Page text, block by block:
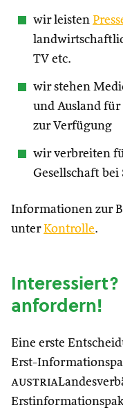
wir leisten
TV etc.
wir stehen
und Ausland
zur Verfügung
wir verbreiten
Gesellschaft bei
Informationen zur
unterKontrolle.
anfordern!
Eine erste
Erst-
austria